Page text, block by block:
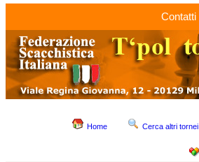
Contatti
Home Cerca altri tornei